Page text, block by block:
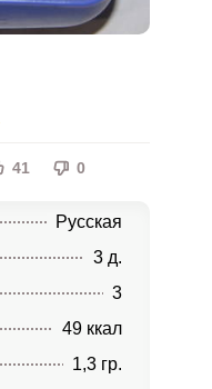
41 0
Русская
3 д.
3
49 ккал
1,3 гр.